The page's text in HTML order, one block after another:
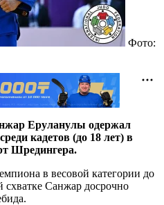
Фото:
Еруланулы одержал
кадетов (до 18 лет) в
Шредингера.
в весовой категории до
Санжар досрочно